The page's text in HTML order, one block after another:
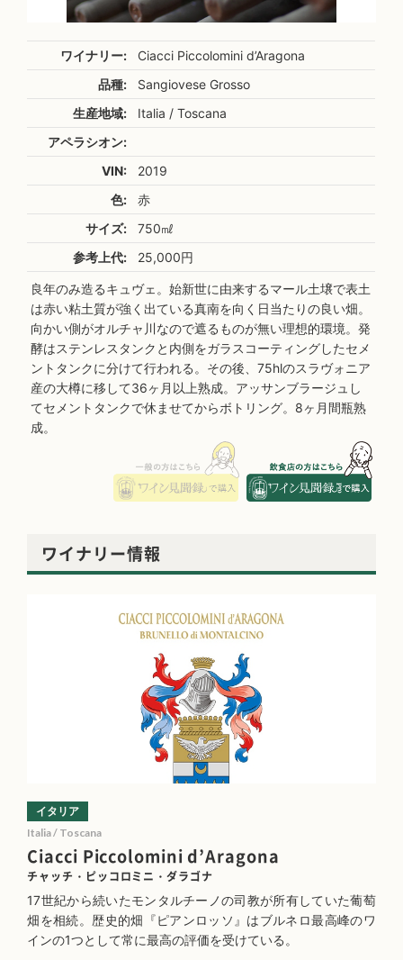
ワイナリー:
Ciacci Piccolomini d’Aragona
品種:
Sangiovese Grosso
生産地域:
Italia / Toscana
アペラシオン:
VIN:
2019
色:
赤
サイズ:
750㎖
参考上代:
25,000円
良年のみ造るキュヴェ。始新世に由来するマール土壌で表土
は赤い粘土質が強く出ている真南を向く日当たりの良い畑。
向かい側がオルチャ川なので遮るものが無い理想的環境。発
酵はステンレスタンクと内側をガラスコーティングしたセメ
ントタンクに分けて行われる。その後、75hlのスラヴォニア
産の大樽に移して36ヶ月以上熟成。アッサンブラージュし
てセメントタンクで休ませてからボトリング。8ヶ月間瓶熟
成。
ワイナリー情報
Ciacci Piccolomini d’Aragona
チャッチ・ピッコロミニ・ダラゴナ
イタリア
Italia / Toscana
17世紀から続いたモンタルチーノの司教が所有していた葡萄
畑を相続。歴史的畑『ピアンロッソ』はブルネロ最高峰のワ
インの1つとして常に最高の評価を受けている。